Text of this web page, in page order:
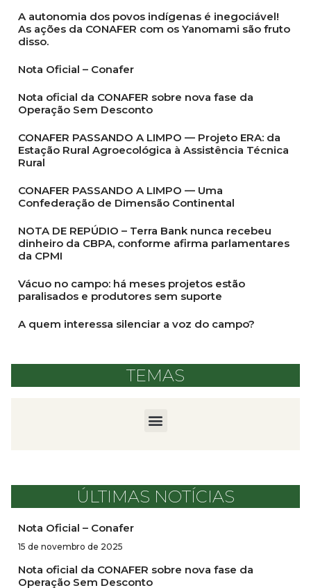
A autonomia dos povos indígenas é inegociável!
As ações da CONAFER com os Yanomami são fruto
disso.
Nota Oficial – Conafer
Nota oficial da CONAFER sobre nova fase da
Operação Sem Desconto
CONAFER PASSANDO A LIMPO — Projeto ERA: da
Estação Rural Agroecológica à Assistência Técnica
Rural
CONAFER PASSANDO A LIMPO — Uma
Confederação de Dimensão Continental
NOTA DE REPÚDIO – Terra Bank nunca recebeu
dinheiro da CBPA, conforme afirma parlamentares
da CPMI
Vácuo no campo: há meses projetos estão
paralisados e produtores sem suporte
A quem interessa silenciar a voz do campo?
TEMAS
ÚLTIMAS NOTÍCIAS
Nota Oficial – Conafer
15 de novembro de 2025
Nota oficial da CONAFER sobre nova fase da
Operação Sem Desconto